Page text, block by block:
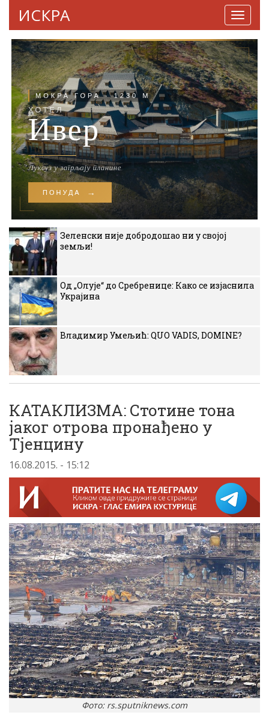
ИСКРА
Зеленски није добродошао ни у својој
земљи!
Од „Олује“ до Сребренице: Како се изјаснила
Украјина
Владимир Умељић: QUO VADIS, DOMINE?
КАТАКЛИЗМА: Стотине тона
јаког отрова пронађено у
Тјенцину
16.08.2015. - 15:12
Фото: rs.sputniknews.com